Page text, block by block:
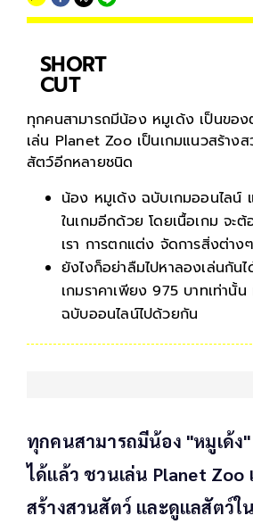
SHORT
CUT
ทุกคนสามารถมีน้อง หมูเด้ง เป็นของ
เล่น Planet Zoo เป็นเกมแนวสร้าง
สัตว์อีกหลายชนิด
น้อง หมูเด้ง ฉบับเกมออนไลน์
ในเกมอีกด้วย โดยเนื้อเกม จะ
เรา การตกแต่ง จัดการสิ่งต่างๆ
ยังไงก็อย่าลืมไปหาลองเล่นกัน
เกมราคาเพียง 975 บาทเท่านั้
ฉบับออนไลน์ไปด้วยกัน
ทุกคนสามารถมีน้อง "หมูเด้ง"
ได้แล้ว ชวนเล่น Planet Zoo
สร้างสวนสัตว์ และดูแลสัตว์ใ